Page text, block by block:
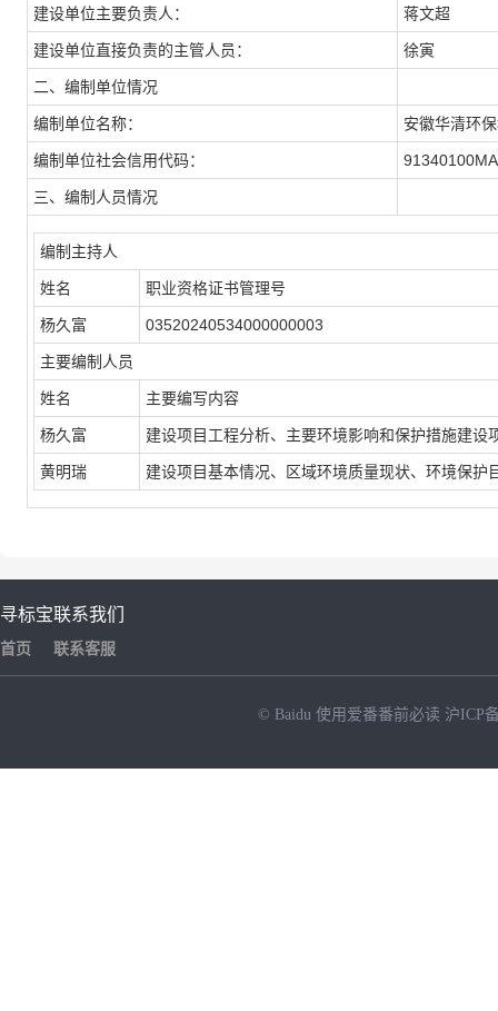
建设单位主要负责人： 蒋文超
建设单位直接负责的主管人员： 徐寅
二、编制单位情况
编制单位名称： 安徽华清环
编制单位社会信用代码：
三、编制人员情况
编制主持人
姓名 职业资格证书管理号
杨久富 03520240534000000003
主要编制人员
姓名 主要编写内容
杨久富 建设项目工程分析、主要环境影响和保护措施建设
黄明瑞 建设项目基本情况、区域环境质量现状、环境保护
寻标宝
首页
联系我们
联系客服
© Baidu 使用爱番番前必读 沪ICP